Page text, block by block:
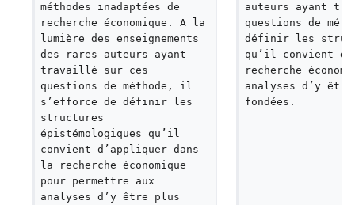
méthodes inadaptées de
recherche économique. A la
lumière des enseignements
des rares auteurs ayant
travaillé sur ces
questions de méthode, il
s’efforce de définir les
structures
épistémologiques qu’il
convient d’appliquer dans
la recherche économique
pour permettre aux
analyses d’y être plus
auteurs ayant
questions de
définir les
qu’il convient
recherche
analyses d’y
fondées.